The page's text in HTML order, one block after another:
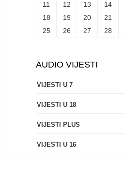
11
12 13 14
18
19 20 21
25
26 27 28
AUDIO VIJESTI
VIJESTI U 7
VIJESTI U 18
VIJESTI PLUS
VIJESTI U 16